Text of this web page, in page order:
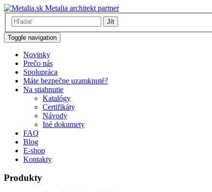
Metalia architekt partner
Jít
Toggle navigation
Novinky
Prečo nás
Spolupráca
Máte bezpečne uzamknuté?
Na stiahnutie
Katalógy
Certifikáty
Návody
Iné dokumety
FAQ
Blog
E-shop
Kontakty
Produkty